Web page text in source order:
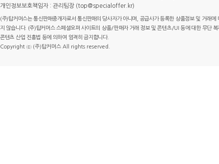
개인정보보호책임자 : 관리팀장 (top@specialoffer.kr)
(주)탑커머스는 통신판매중개자로서 통신판매의 당사자가 아니며, 공급사가 등록한 상품정보 및 거래
지 않습니다. (주)탑커머스 스페셜오퍼 사이트의 상품/판매자 거래 정보 및 콘텐츠/UI 등에 대한 무단
콘텐츠 산업 진흥법 등에 의하여 엄격히 금지합니다.
Copyright ⓒ (주)탑커머스 All rights reserved.